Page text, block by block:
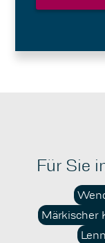
Für Sie
Märkischer